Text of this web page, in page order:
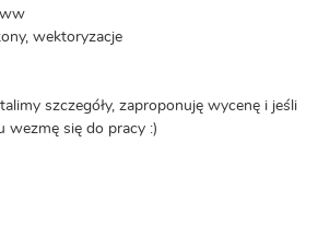
wektoryzacje
szczegóły, zaproponuję wycenę i jeśli
wezmę się do pracy :)